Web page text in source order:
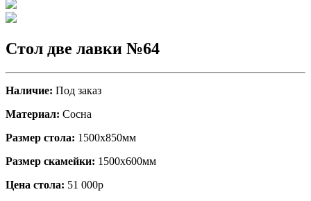
Стол две лавки №64
Наличие: Под заказ
Материал: Сосна
Размер стола: 1500х850мм
Размер скамейки: 1500х600мм
Цена стола: 51 000р